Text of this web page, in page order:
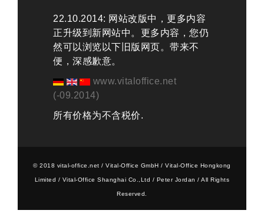
22.10.2014: 网站改版中，更多内容
正升级到新网站中。更多内容，您仍
然可以浏览以下旧版网页。带来不
便，深感歉意。
www.vitaloffice.net
(-09.2014)
所有价格为不含税价.
© 2018 vital-office.net / Vital-Office GmbH / Vital-Office Hongkong
Limited / Vital-Office Shanghai Co.,Ltd / Peter Jordan / All Rights
Reserved.